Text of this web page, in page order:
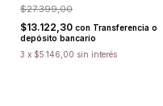
$27.399,00
$13.122,30 con Transferencia o
depósito bancario
3 x $5.146,00 sin interés